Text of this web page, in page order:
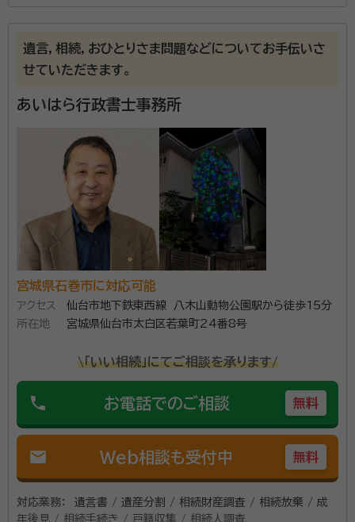
区の金融関係に就職し、管理部門そして営業部門を経験しながらいくつか
支店勤務を経て地元の仙台支店にもどる。 地元で一生続けられてもっと
人のためになる仕事を目指し、資格を取得して行政書士事務所を平成16
は学生時代山登りをしていたこともあり自然散策です。それから身体のメ
ンテのため料理レシピを研究することです。
や遺産相続発生後の申請に必要な遺産分割協議書など
の作成をサポートします。 預貯金の解約、保険の請求、
株式や投資信託などの名義変更など手続きをサポート
いたします。 相続人や相続財産の調査などもご相談く
ださい。本人の希望があれば本人申請についてのコンサ
ルも可能ですので、費用を抑えることができます。 相続
手続きに必要となる戸籍謄本や住民票をはじめ、公的
書類の取得代行もサポートします。
行政書士
宮城県行政書士会
遺言，相続，おひとりさま問題などについてお手伝いさ
せていただきます。
あいはら行政書士事務所
宮城県石巻市に対応可能
アクセス
仙台市地下鉄東西線 八木山動物公園駅から徒歩15分
所在地
宮城県仙台市太白区若葉町24番8号
\「いい相続」にてご相談を承ります/
phone お電話でのご相談 無料
mail Web相談も受付中 無料
対応業務：
遺言書 / 遺産分割 / 相続財産調査 / 相続放棄 / 成
年後見 / 相続手続き / 戸籍収集 / 相続人調査